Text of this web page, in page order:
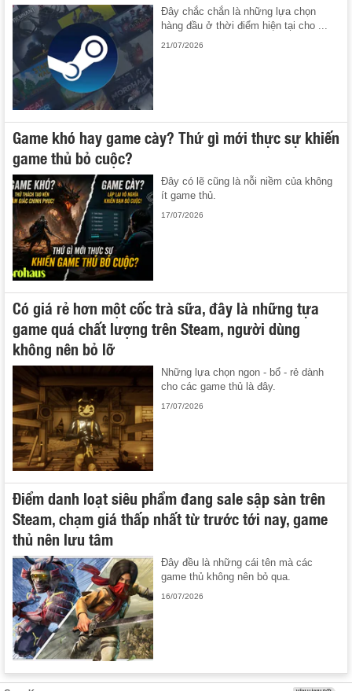
Đây chắc chắn là những lựa chọn
hàng đầu ở thời điểm hiện tại cho ...
21/07/2026
Game khó hay game cày? Thứ gì mới thực sự khiến
game thủ bỏ cuộc?
Đây có lẽ cũng là nỗi niềm của không
ít game thủ.
17/07/2026
Có giá rẻ hơn một cốc trà sữa, đây là những tựa
game quá chất lượng trên Steam, người dùng
không nên bỏ lỡ
Những lựa chọn ngon - bổ - rẻ dành
cho các game thủ là đây.
17/07/2026
Điểm danh loạt siêu phẩm đang sale sập sàn trên
Steam, chạm giá thấp nhất từ trước tới nay, game
thủ nên lưu tâm
Đây đều là những cái tên mà các
game thủ không nên bỏ qua.
16/07/2026